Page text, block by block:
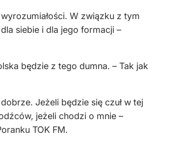
W związku z tym
siebie i dla jego formacji –
będzie z tego dumna. – Tak jak
Jeżeli będzie się czuł w tej
jeżeli chodzi o mnie –
TOK FM.